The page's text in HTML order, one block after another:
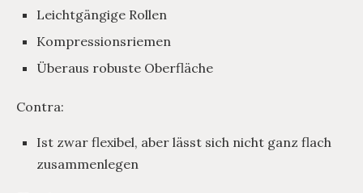
Leichtgängige Rollen
Kompressionsriemen
Überaus robuste Oberfläche
Contra:
Ist zwar flexibel, aber lässt sich nicht ganz flach
zusammenlegen